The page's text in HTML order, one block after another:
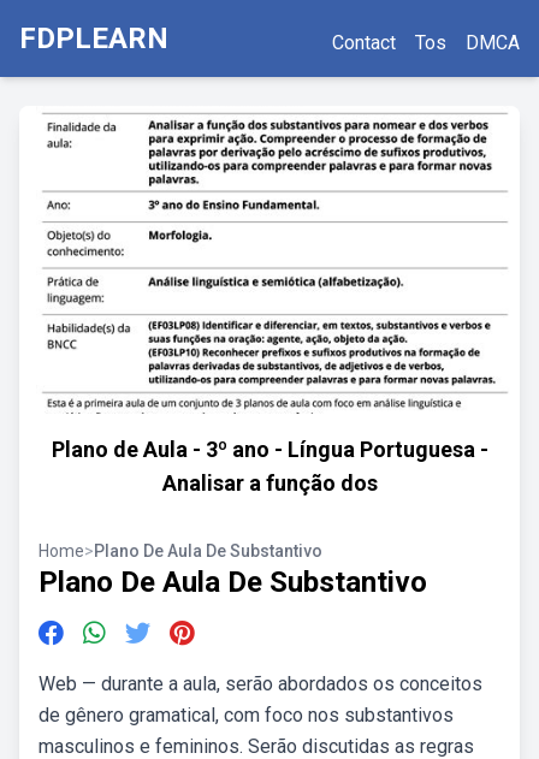
FDPLEARN Contact Tos DMCA
Plano de Aula - 3º ano - Língua Portuguesa -
Analisar a função dos
Home>Plano De Aula De Substantivo
Plano De Aula De Substantivo
Web — durante a aula, serão abordados os conceitos
de gênero gramatical, com foco nos substantivos
masculinos e femininos. Serão discutidas as regras